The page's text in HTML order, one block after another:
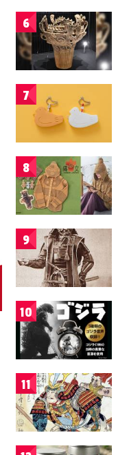
6
7
8
9
10
11